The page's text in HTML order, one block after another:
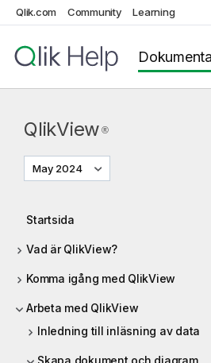
Qlik.com Community Learning
QlikView ®
May 2024
Startsida
Vad är QlikView?
Komma igång med QlikView
Arbeta med QlikView
Inledning till inläsning av data
Skapa dokument och diagram